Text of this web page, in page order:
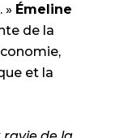
. » Émeline
de la
et la